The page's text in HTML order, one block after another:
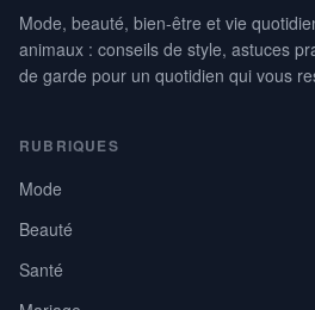
Mode, beauté, bien-être et vie
animaux : conseils de style, astuces
de garde pour un quotidien qui vous
RUBRIQUES
Mode
Beauté
Santé